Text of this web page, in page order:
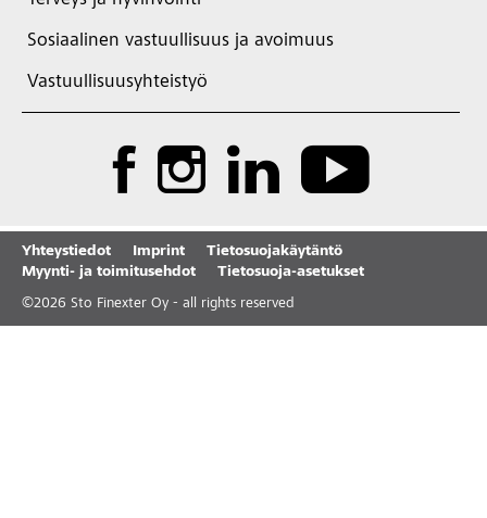
Sosiaalinen vastuullisuus ja avoimuus
Vastuullisuusyhteistyö
Yhteystiedot Imprint
Tietosuojakäytäntö
Myynti- ja toimitusehdot
Tietosuoja-asetukset
©2026 Sto Finexter Oy - all rights reserved